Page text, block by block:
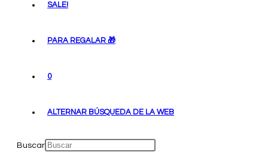
SALE!
PARA REGALAR 🎁
0
ALTERNAR BÚSQUEDA DE LA WEB
Buscar